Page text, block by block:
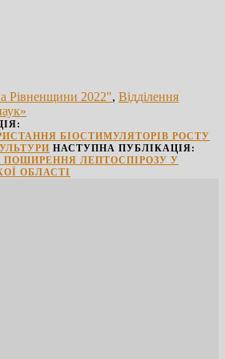
Рівненщини 2022", Відділення
БІОСТИМУЛЯТОРІВ РОСТУ
НАСТУПНА ПУБЛІКАЦІЯ:
ПОШИРЕННЯ ЛЕПТОСПІРОЗУ У
ОБЛАСТІ